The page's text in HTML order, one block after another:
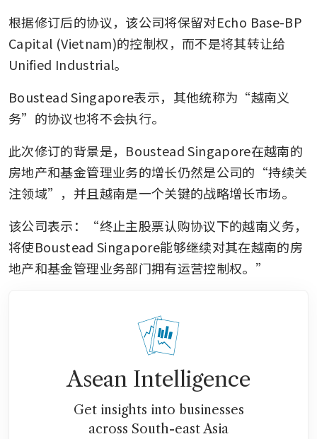
根据修订后的协议，该公司将保留对Echo Base-BP
Capital (Vietnam)的控制权，而不是将其转让给
Unified Industrial。
Boustead Singapore表示，其他统称为“越南义
务”的协议也将不会执行。
此次修订的背景是，Boustead Singapore在越南的
房地产和基金管理业务的增长仍然是公司的“持续关
注领域”，并且越南是一个关键的战略增长市场。
该公司表示：“终止主股票认购协议下的越南义务，
将使Boustead Singapore能够继续对其在越南的房
地产和基金管理业务部门拥有运营控制权。”
Asean Intelligence
Get insights into businesses
across South-east Asia